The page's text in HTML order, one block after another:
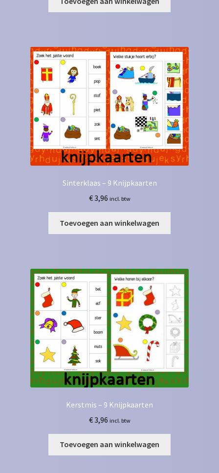
Sinterklaas – 9 Knijpkaarten
€3,96 incl. btw
Toevoegen aan winkelwagen
Kerstmis – 9 Knijpkaarten
€3,96 incl. btw
Toevoegen aan winkelwagen